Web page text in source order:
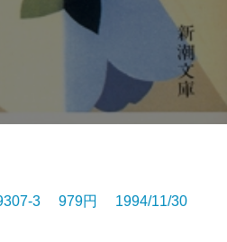
3 979円 1994/11/30